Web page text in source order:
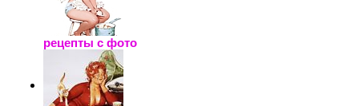
рецепты с фото